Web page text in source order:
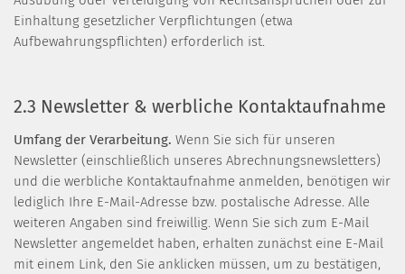
Einhaltung gesetzlicher Verpflichtungen (etwa
Aufbewahrungspflichten) erforderlich ist.
2.3 Newsletter & werbliche Kontaktaufnahme
Umfang der Verarbeitung. Wenn Sie sich für unseren
Newsletter (einschließlich unseres Abrechnungsnewsletters)
und die werbliche Kontaktaufnahme anmelden, benötigen wir
lediglich Ihre E-Mail-Adresse bzw. postalische Adresse. Alle
weiteren Angaben sind freiwillig. Wenn Sie sich zum E-Mail
Newsletter angemeldet haben, erhalten zunächst eine E-Mail
mit einem Link, den Sie anklicken müssen, um zu bestätigen,